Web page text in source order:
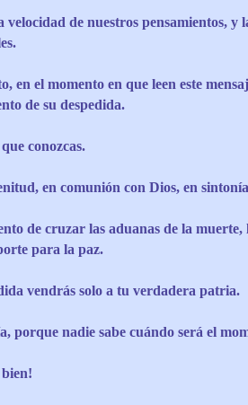
velocidad de nuestros pensamientos,
en el momento en que leen este
de su despedida.
conozcas.
en comunión con Dios, en
de cruzar las aduanas de la
para la paz.
vendrás solo a tu verdadera patria.
porque nadie sabe cuándo será el